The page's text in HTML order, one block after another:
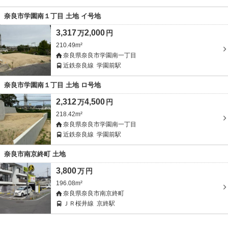
奈良市学園南１丁目 土地 イ号地
3,317万2,000 円
210.49m²
奈良県奈良市学園南一丁目
近鉄奈良線 学園前駅
奈良市学園南１丁目 土地 ロ号地
2,312万4,500 円
218.42m²
奈良県奈良市学園南一丁目
近鉄奈良線 学園前駅
奈良市南京終町 土地
3,800万 円
196.08m²
奈良県奈良市南京終町
ＪＲ桜井線 京終駅